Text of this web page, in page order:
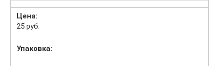
Цена:
25 руб.
Упаковка: